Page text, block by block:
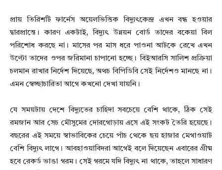
প্রায় তিরিশটি ফার্নেস অয়েলভিত্তিক বিদ্যুৎকেন্দ্র এখন বন্ধ হওয়ার
দ্বারপ্রান্তে। কারণ একটাই, বিদ্যুৎ উন্নয়ন বোর্ড তাদের বকেয়া বিল
পরিশোধ করছে না। মাসের পর মাস ধরে পাওনা আটকে রেখে এখন
উল্টো তাদের ওপর জরিমানা চাপানো হচ্ছে। বিইআরসি সালিশ প্রক্রিয়া
চলমান রাখার নির্দেশ দিয়েছে, অথচ বিপিডিবি সেই নির্দেশও মানছে না।
এমন স্বেচ্ছাচারিতা আগে কখনো দেখা যায়নি।
যে সময়টায় দেশে বিদ্যুতের চাহিদা সবচেয়ে বেশি থাকে, ঠিক সেই
রমজান আর সেচ মৌসুমের দোরগোড়ায় এসে এই সংকট তৈরি হয়েছে।
বছরের এই সময়ে স্বাভাবিকের চেয়ে পাঁচ থেকে ছয় হাজার মেগাওয়াট
বেশি বিদ্যুৎ লাগে। আবহাওয়াবিদরা আগেই বলে দিয়েছেন এবারের গ্রীষ্ম
হবে রেকর্ড ভাঙা গরম। সেই গরমে যদি বিদ্যুৎ না থাকে, তাহলে সাধারণ